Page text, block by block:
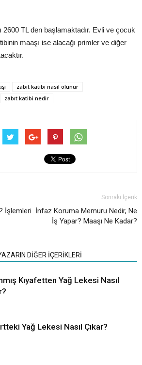
2600 TL den başlamaktadır. Evli ve çocuk
maaşı ise alacağı primler ve diğer
zabıt katibi nasıl olunur
zabıt katibi nedir
İşlemleri
Sonraki İçerik
İnfaz Koruma Memuru Nedir, Ne
İş Yapar? Maaşı Ne Kadar?
DİĞER İÇERİKLERİ
Kıyafetten Yağ Lekesi Nasıl
Yağ Lekesi Nasıl Çıkar?